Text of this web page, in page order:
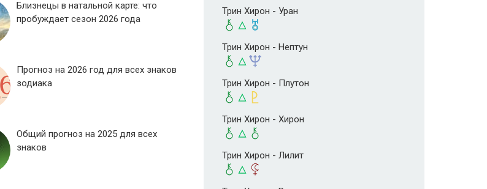
Близнецы в натальной карте: что
пробуждает сезон 2026 года
Прогноз на 2026 год для всех знаков
зодиака
Общий прогноз на 2025 для всех
знаков
Трин Хирон - Уран
Трин Хирон - Нептун
Трин Хирон - Плутон
Трин Хирон - Хирон
Трин Хирон - Лилит